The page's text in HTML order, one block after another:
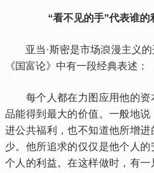
“看不见的手”代表谁的
亚当·斯密是市场
漫主义
《
富论》中有一段经典表述：
每个人都在力图应用他的资
品能得到最大的价值。一般地说
进公共福利，也不知道他所增进
少。他所追求的仅仅是他个人
个人的利益。在这样做时，有一